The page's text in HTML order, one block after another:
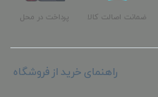
پرداخت در محل ضمانت اصالت کالا
راهنمای خرید از فروشگاه